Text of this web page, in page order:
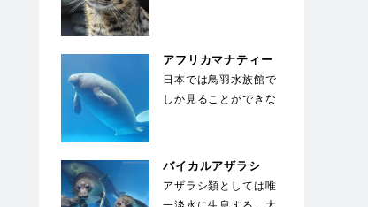
アフリカマナティー
日本では鳥羽水族館で
しか見ることができな
バイカルアザラシ
アザラシ類としては唯